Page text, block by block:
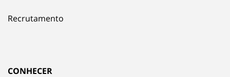
Recrutamento
CONHECER